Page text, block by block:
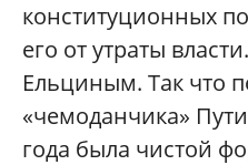
конституционных
его от утраты
Ельциным. Так что
«чемоданчика»
года была чистой